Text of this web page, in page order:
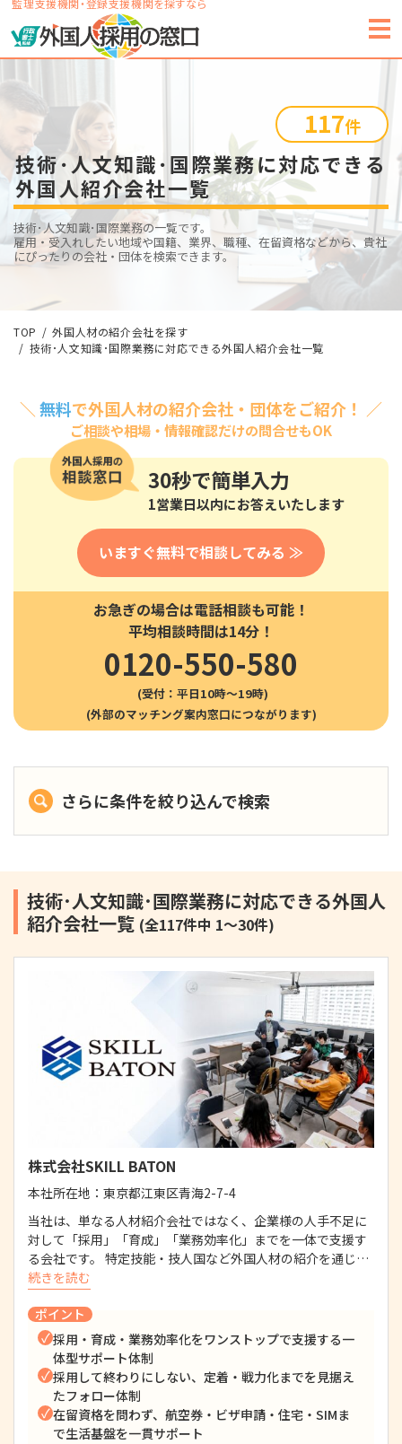
監理支援機関・登録支援機関を探すなら
117件
技術･人文知識･国際業務に対応できる
外国人紹介会社一覧
技術･人文知識･国際業務の一覧です。
雇用・受入れしたい地域や国籍、業界、職種、在留資格などから、貴社
にぴったりの会社・団体を検索できます。
TOP
外国人材の紹介会社を探す
技術･人文知識･国際業務に対応できる外国人紹介会社一覧
＼ 無料で外国人材の紹介会社・団体をご紹介！ ／
ご相談や相場・情報確認だけの問合せもOK
30秒で簡単入力
1営業日以内にお答えいたします
いますぐ無料で相談してみる ≫
お急ぎの場合は電話相談も可能！
平均相談時間は14分！
0120-550-580
(受付：平日10時〜19時)
さらに条件を絞り込んで検索
技術･人文知識･国際業務に対応できる外国人
紹介会社一覧 (全117件中 1～30件)
株式会社SKILL BATON
本社所在地： 東京都江東区青海2-7-4
当社は、単なる人材紹介会社ではなく、企業様の人手不足に
対して「採用」「育成」「業務効率化」までを一体で支援す
る会社です。 特定技能・技人国など外国人材の紹介を通じ…
続きを読む
ポイント
採用・育成・業務効率化をワンストップで支援する一
体型サポート体制
採用して終わりにしない、定着・戦力化までを見据え
たフォロー体制
在留資格を問わず、航空券・ビザ申請・住宅・SIMま
で生活基盤を一貫サポート